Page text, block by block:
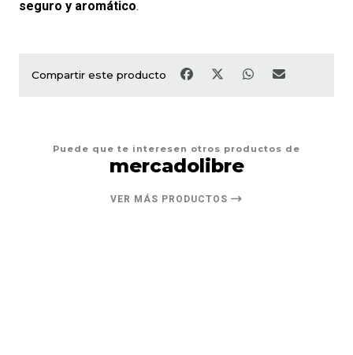
seguro y aromático.
Compartir este producto
Puede que te interesen otros productos de
mercadolibre
VER MÁS PRODUCTOS